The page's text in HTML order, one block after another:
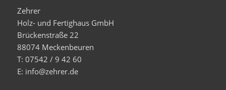
Zehrer
Holz- und Fertighaus GmbH
Brückenstraße 22
88074 Meckenbeuren
T: 07542 / 9 42 60
E: info@zehrer.de